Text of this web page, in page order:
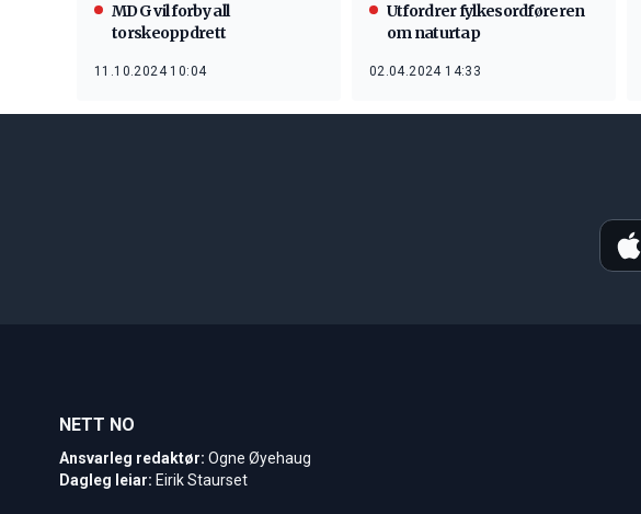
MDG vil forby all
torskeoppdrett
11.10.2024 10:04
Utfordrer fylkesordføreren
om naturtap
02.04.2024 14:33
NETT NO
Ansvarleg redaktør: Ogne Øyehaug
Dagleg leiar: Eirik Staurset